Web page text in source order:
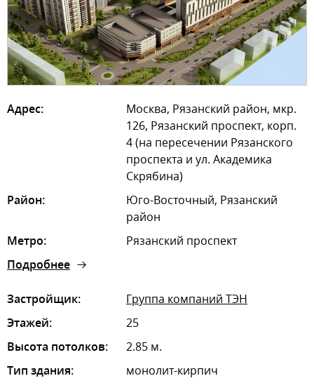
Адрес:
Москва, Рязанский район, мкр.
126, Рязанский проспект, корп.
4 (на пересечении Рязанского
проспекта и ул. Академика
Скрябина)
Район:
Юго-Восточный, Рязанский
район
Метро:
Рязанский проспект
Подробнее
Застройщик:
Группа компаний ТЭН
Этажей:
25
Высота потолков:
2.85 м.
Тип здания:
монолит-кирпич